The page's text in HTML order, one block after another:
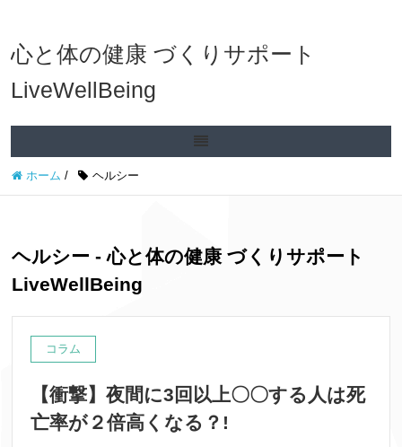
心と体の健康 づくりサポート
LiveWellBeing
ホーム / ヘルシー
ヘルシー - 心と体の健康 づくりサポート
LiveWellBeing
コラム
【衝撃】夜間に3回以上〇〇する人は死
亡率が２倍高くなる？!